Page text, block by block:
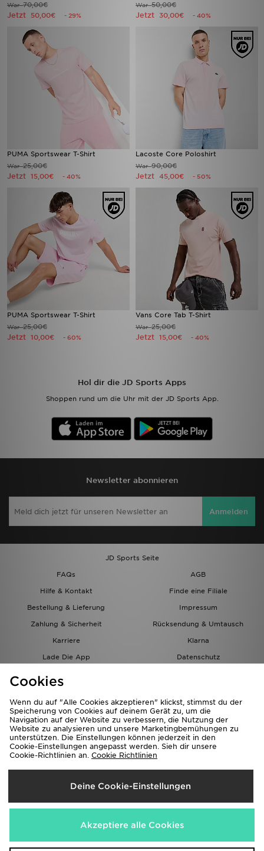
War70,00€
Jetzt 50,00€ - 29%
War50,00€
Jetzt 30,00€ - 40%
PUMA Sportswear T-Shirt
War25,00€
Jetzt 15,00€ - 40%
Lacoste Core Poloshirt
War90,00€
Jetzt 45,00€ - 50%
PUMA Sportswear T-Shirt
War25,00€
Jetzt 10,00€ - 60%
Vans Core Tab T-Shirt
War25,00€
Jetzt 15,00€ - 40%
Hol dir die JD Sports Apps
Shoppen rund um die Uhr mit der JD Sports App.
Newsletter abonnieren
Anmelden
JD Sports Seite
FAQs
AGB
Hilfe & Kontakt
Finde eine Filiale
Bestellung & Lieferung
Impressum
Zahlung & Sicherheit
Rücksendung & Umtausch
Karriere
Klarna
Lade Die App
Datenschutz
Lieferung Nach
Österreich
Wir akzeptieren folgende Zahlungsmethoden
Cookies
Wenn du auf "Alle Cookies akzeptieren" klickst, stimmst du der
Speicherung von Cookies auf deinem Gerät zu, um die
Navigation auf der Website zu verbessern, die Nutzung der
Website zu analysieren und unsere Marketingbemühungen zu
unterstützen. Die Einstellungen können jederzeit in den
Cookie-Einstellungen angepasst werden. Sieh dir unsere
Cookie-Richtlinien an. Cookie Richtlinien
Deine Cookie-Einstellungen
Akzeptiere alle Cookies